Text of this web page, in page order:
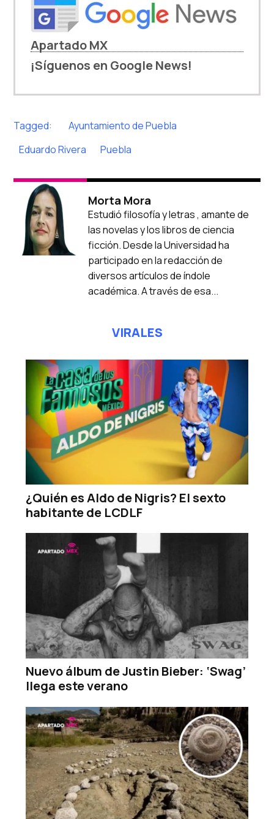
Apartado MX
¡Síguenos en Google News!
Tagged:
Ayuntamiento de Puebla
Eduardo Rivera
Puebla
Morta Mora
Estudió filosofía y letras , amante de
las novelas y los libros de ciencia
ficción. Desde la Universidad ha
participado en la redacción de
diversos artículos de índole
académica. A través de esa...
VIRALES
¿Quién es Aldo de Nigris? El sexto
habitante de LCDLF
Nuevo álbum de Justin Bieber: ‘Swag’
llega este verano